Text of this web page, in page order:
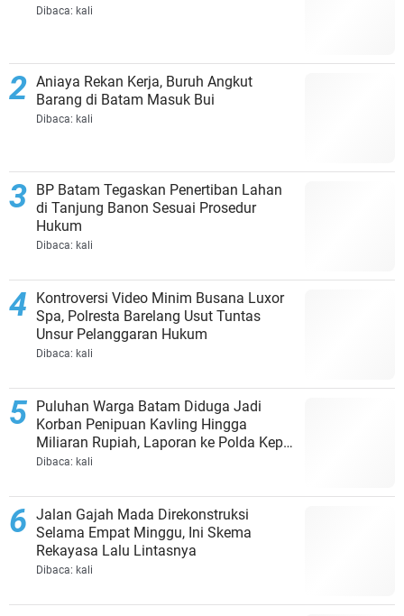
Dibaca: kali
Aniaya Rekan Kerja, Buruh Angkut
Barang di Batam Masuk Bui
Dibaca: kali
BP Batam Tegaskan Penertiban Lahan
di Tanjung Banon Sesuai Prosedur
Hukum
Dibaca: kali
Kontroversi Video Minim Busana Luxor
Spa, Polresta Barelang Usut Tuntas
Unsur Pelanggaran Hukum
Dibaca: kali
Puluhan Warga Batam Diduga Jadi
Korban Penipuan Kavling Hingga
Miliaran Rupiah, Laporan ke Polda Kepri
Jalan di Tempat?
Dibaca: kali
Jalan Gajah Mada Direkonstruksi
Selama Empat Minggu, Ini Skema
Rekayasa Lalu Lintasnya
Dibaca: kali